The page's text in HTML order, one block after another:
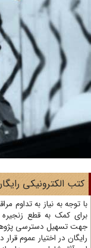
الکترونیکی رایگان
کمک به قطع زنجیره
تسهیل دسترسی
در اختیار عموم قرار داد.